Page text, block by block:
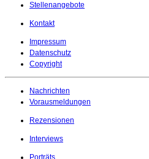
Stellenangebote
Kontakt
Impressum
Datenschutz
Copyright
Nachrichten
Vorausmeldungen
Rezensionen
Interviews